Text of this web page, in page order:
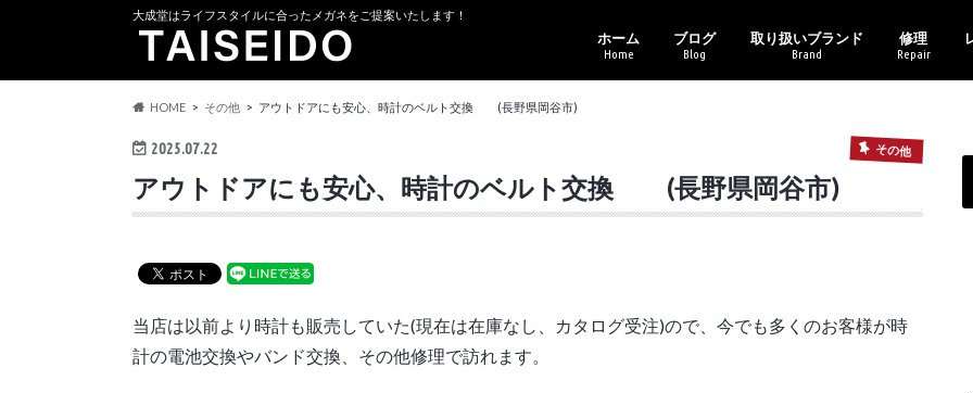
大成堂はライフスタイルに合ったメガネをご提案いたします！
ホーム
Home
ブログ
Blog
取り扱いブランド
Brand
修理
Repair
HOME その他 アウトドアにも安心、時計のベルト交換 (長野県岡谷市)
2025.07.22 その他
アウトドアにも安心、時計のベルト交換 (長野県岡谷市)
当店は以前より時計も販売していた(現在は在庫なし、カタログ受注)ので、今でも多くのお客様が時
計の電池交換やバンド交換、その他修理で訪れます。